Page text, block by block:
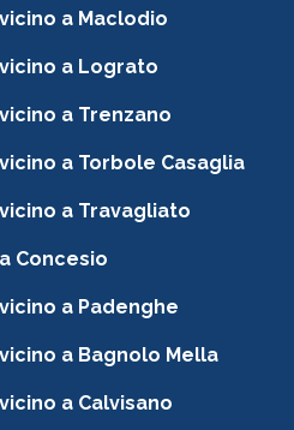
a Maclodio
a Lograto
a Trenzano
a Torbole Casaglia
a Travagliato
Concesio
a Padenghe
a Bagnolo Mella
a Calvisano